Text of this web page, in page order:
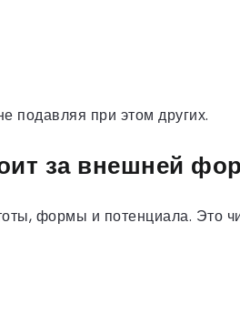
подавляя при этом других.
за внешней
формы и потенциала. Это